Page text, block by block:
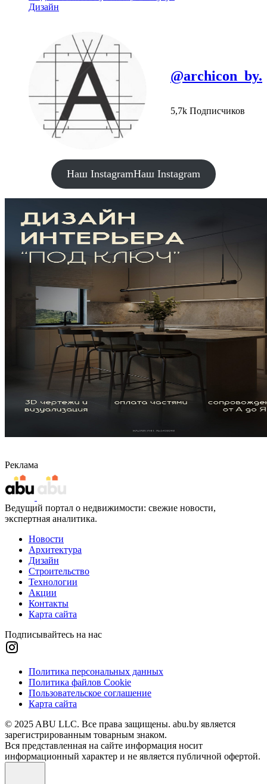
Дизайн
@archicon_by.
5,7k Подписчиков
Наш InstagramНаш Instagram
Реклама
Ведущий портал о недвижимости: свежие новости,
экспертная аналитика.
Новости
Архитектура
Дизайн
Строительство
Технологии
Акции
Контакты
Карта сайта
Подписывайтесь на нас
Политика персональных данных
Политика файлов Cookie
Пользовательское соглашение
Карта сайта
© 2025 ABU LLC. Все права защищены. abu.by является
зарегистрированным товарным знаком.
Вся представленная на сайте информация носит
информационный характер и не является публичной офертой.